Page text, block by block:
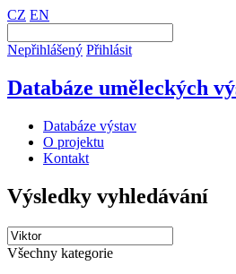
CZ EN
Nepřihlášený Přihlásit
Databáze uměleckých
Databáze výstav
O projektu
Kontakt
Výsledky vyhledávání
Všechny kategorie